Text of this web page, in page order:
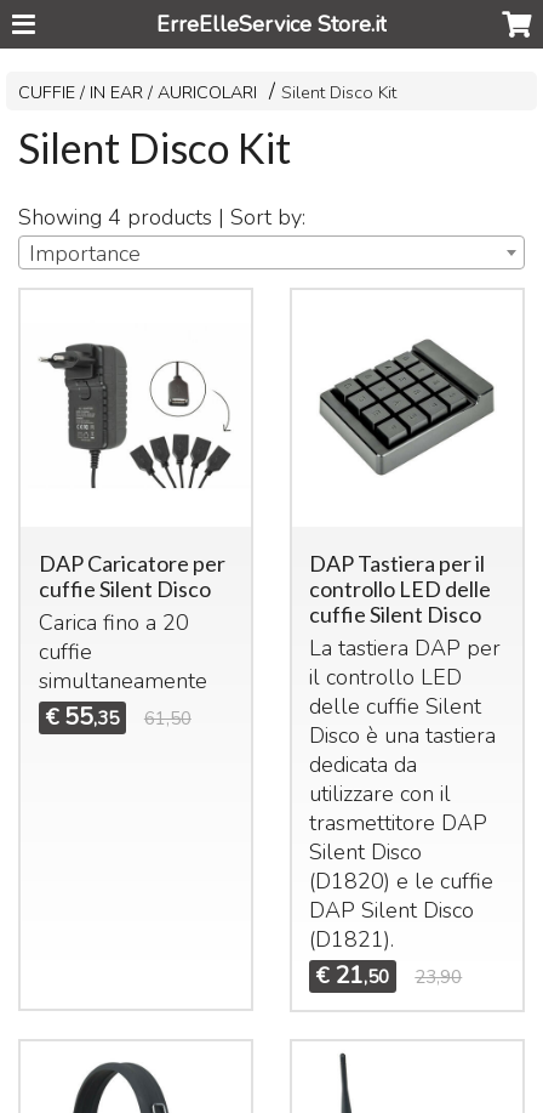
ErreElleService Store.it
CUFFIE / IN EAR / AURICOLARI Silent Disco Kit
Silent Disco Kit
Showing 4 products | Sort by:
Importance
DAP Caricatore per
cuffie Silent Disco
Carica fino a 20
cuffie
simultaneamente
€ 55,35 61,50
DAP Tastiera per il
controllo LED delle
cuffie Silent Disco
La tastiera DAP per
il controllo LED
delle cuffie Silent
Disco è una tastiera
dedicata da
utilizzare con il
trasmettitore DAP
Silent Disco
(D1820) e le cuffie
DAP Silent Disco
(D1821).
€ 21,50 23,90